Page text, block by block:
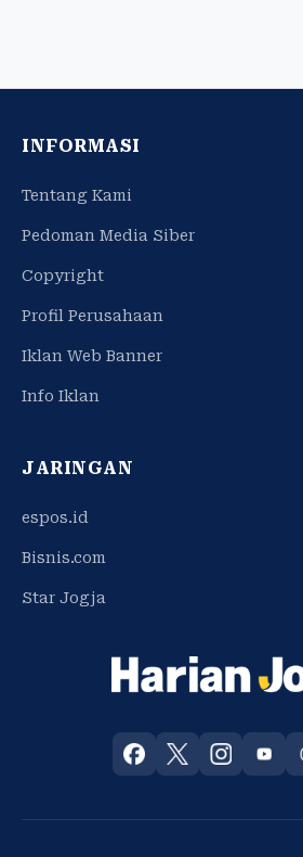
INFORMASI
Tentang Kami
Pedoman Media Siber
Copyright
Profil Perusahaan
Iklan Web Banner
Info Iklan
JARINGAN
espos.id
Bisnis.com
Star Jogja